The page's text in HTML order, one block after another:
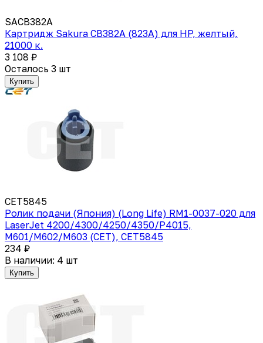
SACB382A
Картридж Sakura CB382A (823A) для HP, желтый,
21000 к.
3 108 ₽
Осталось 3 шт
Купить
CET5845
Ролик подачи (Япония) (Long Life) RM1-0037-020 для
LaserJet 4200/4300/4250/4350/P4015,
M601/M602/M603 (CET), CET5845
234 ₽
В наличии: 4 шт
Купить